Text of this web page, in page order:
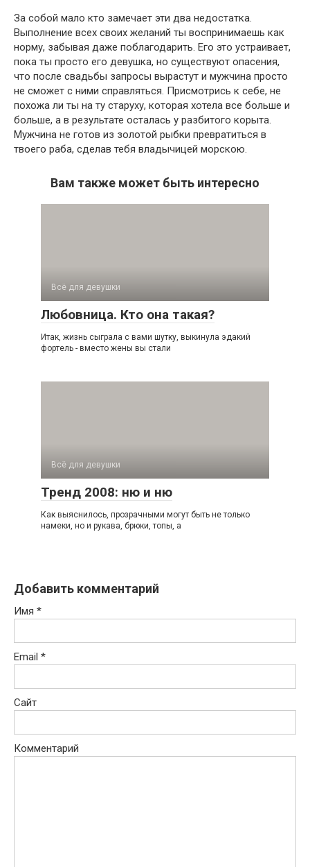
За собой мало кто замечает эти два недостатка.
Выполнение всех своих желаний ты воспринимаешь как
норму, забывая даже поблагодарить. Его это устраивает,
пока ты просто его девушка, но существуют опасения,
что после свадьбы запросы вырастут и мужчина просто
не сможет с ними справляться. Присмотрись к себе, не
похожа ли ты на ту старуху, которая хотела все больше и
больше, а в результате осталась у разбитого корыта.
Мужчина не готов из золотой рыбки превратиться в
твоего раба, сделав тебя владычицей морскою.
Вам также может быть интересно
Всё для девушки
Любовница. Кто она такая?
Итак, жизнь сыграла с вами шутку, выкинула эдакий
фортель - вместо жены вы стали
Всё для девушки
Тренд 2008: ню и ню
Как выяснилось, прозрачными могут быть не только
намеки, но и рукава, брюки, топы, а
Добавить комментарий
Имя *
Email *
Сайт
Комментарий